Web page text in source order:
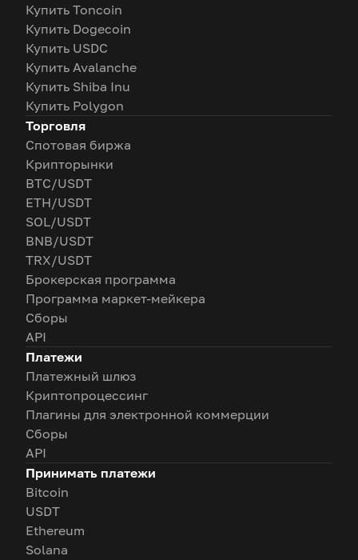
Купить Toncoin
Купить Dogecoin
Купить USDC
Купить Avalanche
Купить Shiba Inu
Купить Polygon
Торговля
Спотовая биржа
Крипторынки
BTC/USDT
ETH/USDT
SOL/USDT
BNB/USDT
TRX/USDT
Брокерская программа
Программа маркет-мейкера
Сборы
API
Платежи
Платежный шлюз
Криптопроцессинг
Плагины для электронной коммерции
Сборы
API
Принимать платежи
Bitcoin
USDT
Ethereum
Solana